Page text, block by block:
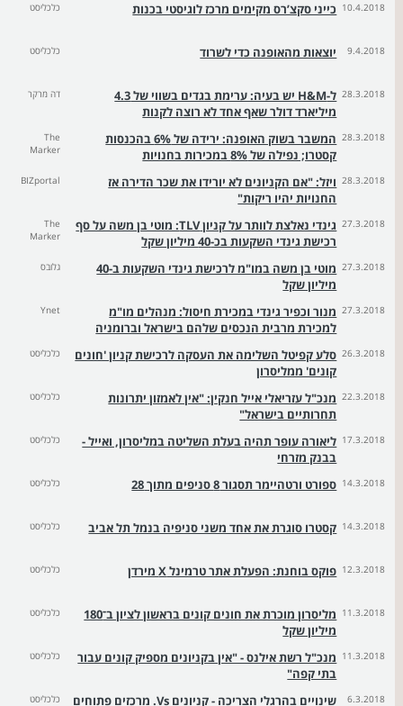
10.4.2018 כייני סקצ’רס מקימים מרכז לוגיסטי בכנות כלכליסט
9.4.2018 יוצאות מהאופנה כדי לשרוד כלכליסט
28.3.2018
ל-H&M יש בעיה: ערימת בגדים בשווי של 4.3
מיליארד דולר שאף אחד לא רוצה לקנות
דה מרקר
28.3.2018
המשבר בשוק האופנה: ירידה של 6% בהכנסות
קסטרו; נפילה של 8% במכירות בחנויות
The
Marker
28.3.2018 ויזל: "אם הקניונים לא יורידו את שכר הדירה אז
החנויות יהיו ריקות"
BIZportal
27.3.2018
גינדי נאלצת לוותר על קניון TLV: מוטי בן משה על סף
רכישת גינדי השקעות בכ-40 מיליון שקל
The
Marker
27.3.2018
מוטי בן משה במו"מ לרכישת גינדי השקעות ב-40
מיליון שקל
גלובס
27.3.2018 מנור וכפיר גינדי במכירת חיסול: מנהלים מו"מ
למכירת מרבית הנכסים שלהם בישראל וברומניה
Ynet
26.3.2018 סלע קפיטל השלימה את העסקה לרכישת קניון 'חונים
קונים' ממליסרון
כלכליסט
22.3.2018 מנכ"ל עזריאלי אייל חנקין: "אין לאמזון יתרונות
תחרותיים בישראל"
כלכליסט
17.3.2018 ליאורה עופר תהיה בעלת השליטה במליסרון, ואייל -
בבנק מזרחי
כלכליסט
14.3.2018 ספורט ורטהיימר תסגור 8 סניפים מתוך 28 כלכליסט
14.3.2018 קסטרו סוגרת את אחד משני סניפיה בנמל תל אביב כלכליסט
12.3.2018 פוקס בוחנת: הפעלת אתר טרמינל X מירדן כלכליסט
11.3.2018
מליסרון מוכרת את חונים קונים בראשון לציון ב־180
מיליון שקל
כלכליסט
11.3.2018 מנכ"ל רשת אילנס - "אין בקניונים מספיק קונים עבור
בתי קפה"
כלכליסט
6.3.2018 שינויים בהרגלי הצריכה - קניונים Vs. מרכזים פתוחים כלכליסט